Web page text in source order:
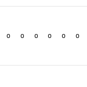
0 0 0 0 0 0